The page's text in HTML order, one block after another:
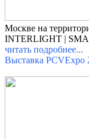
Москве на
INTERLIGHT |
читать подробнее...
Выставка PCVExpo